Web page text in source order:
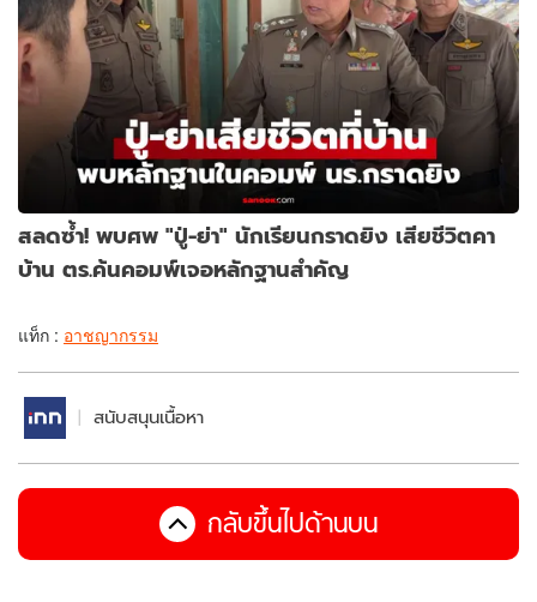
สลดซ้ำ! พบศพ "ปู่-ย่า" นักเรียนกราดยิง เสียชีวิตคา
บ้าน ตร.ค้นคอมพ์เจอหลักฐานสำคัญ
แท็ก : อาชญากรรม
สนับสนุนเนื้อหา
กลับขึ้นไปด้านบน